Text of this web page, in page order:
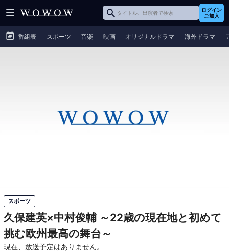
ログイン
ご加入
番組表 スポーツ 音楽 映画 オリジナルドラマ 海外ドラマ
スポーツ
久保建英×中村俊輔 ～22歳の現在地と初めて
挑む欧州最高の舞台～
現在、放送予定はありません。